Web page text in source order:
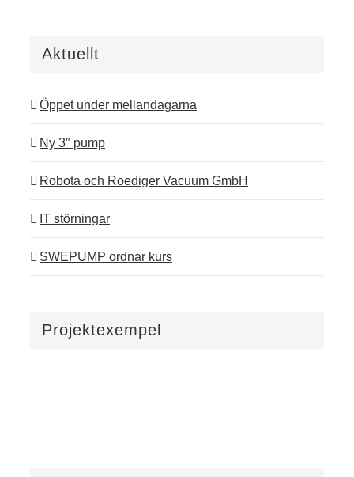
Aktuellt
Öppet under mellandagarna
Ny 3″ pump
Robota och Roediger Vacuum GmbH
IT störningar
SWEPUMP ordnar kurs
Projektexempel